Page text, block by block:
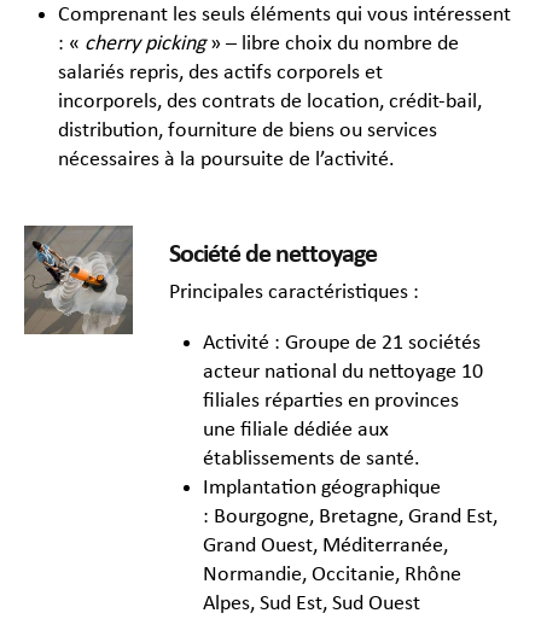
Comprenant les seuls éléments qui vous intéressent
: « cherry picking» – libre choix du nombre de
salariés repris, des actifs corporels et
incorporels, des contrats de location, crédit-bail,
distribution, fourniture de biens ou services
nécessaires à la poursuite de l’activité.
Société de nettoyage
Principales caractéristiques :
Activité : Groupe de 21 sociétés
acteur national du nettoyage 10
filiales réparties en provinces
une filiale dédiée aux
établissements de santé.
Implantation géographique
: Bourgogne, Bretagne, Grand Est,
Grand Ouest, Méditerranée,
Normandie, Occitanie, Rhône
Alpes, Sud Est, Sud Ouest